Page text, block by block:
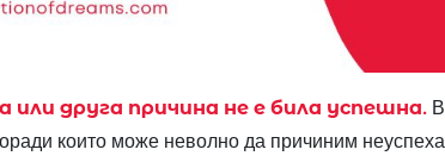
или друга причина не е била успешна. В
които може неволно да причиним неуспеха